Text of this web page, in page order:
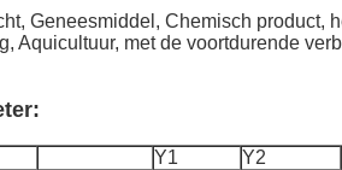
Geneesmiddel, Chemisch product,
Aquicultuur, met de voortdurende
Y1 Y2